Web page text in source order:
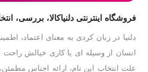
فروشگاه اینترنتی دلنیاکالا، بررسی،
دلنیا در زبان کردی به معنای اعتماد،
انسان از وسیله ای یا کاری خیالش راحت
علت انتخاب این نام، ارائه اجناس